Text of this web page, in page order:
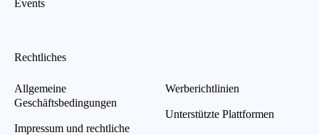
Events
Rechtliches
Allgemeine
Geschäftsbedingungen
Impressum und rechtliche
Werberichtlinien
Unterstützte Plattformen